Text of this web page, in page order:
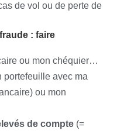
de vol ou de perte de
: faire
ou mon chéquier…
portefeuille avec ma
ou mon
de compte (=